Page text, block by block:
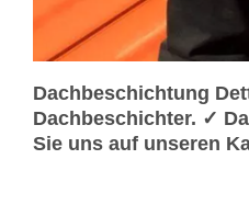
Dachbeschichtung
Dachbeschichter. ✓
Sie uns auf unseren